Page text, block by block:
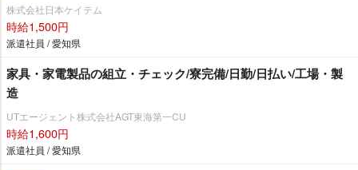
株式会社日本ケイテム
時給1,500円
派遣社員 / 愛知県
家具・家電製品の組立・チェック/寮完備/日勤/日払い/工場・製
造
UTエージェント株式会社AGT東海第一CU
時給1,600円
派遣社員 / 愛知県